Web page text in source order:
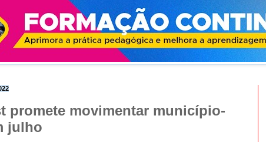
promete movimentar município-
julho